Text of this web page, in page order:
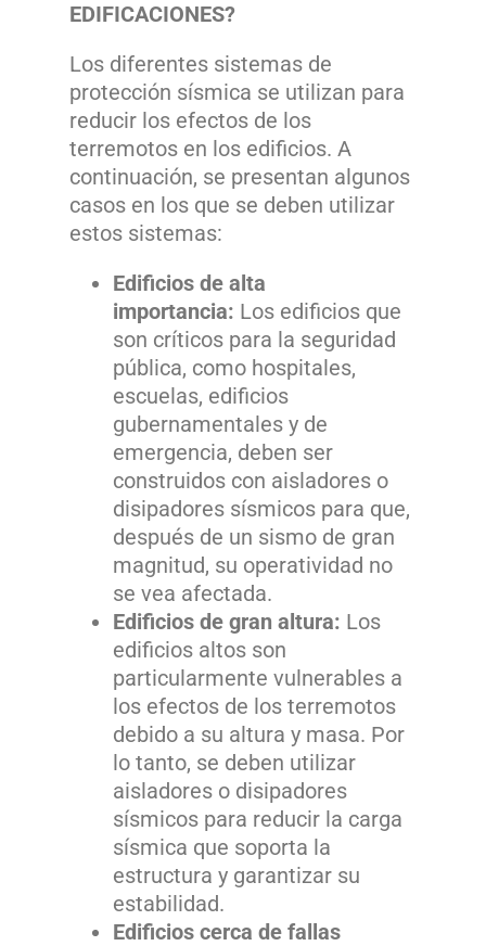
EDIFICACIONES?
Los diferentes sistemas de
protección sísmica se utilizan para
reducir los efectos de los
terremotos en los edificios. A
continuación, se presentan algunos
casos en los que se deben utilizar
estos sistemas:
Edificios de alta
importancia: Los edificios que
son críticos para la seguridad
pública, como hospitales,
escuelas, edificios
gubernamentales y de
emergencia, deben ser
construidos con aisladores o
disipadores sísmicos para que,
después de un sismo de gran
magnitud, su operatividad no
se vea afectada.
Edificios de gran altura: Los
edificios altos son
particularmente vulnerables a
los efectos de los terremotos
debido a su altura y masa. Por
lo tanto, se deben utilizar
aisladores o disipadores
sísmicos para reducir la carga
sísmica que soporta la
estructura y garantizar su
estabilidad.
Edificios cerca de fallas